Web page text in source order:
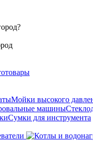
Мойки высокого
машины
Сумки для инструмента